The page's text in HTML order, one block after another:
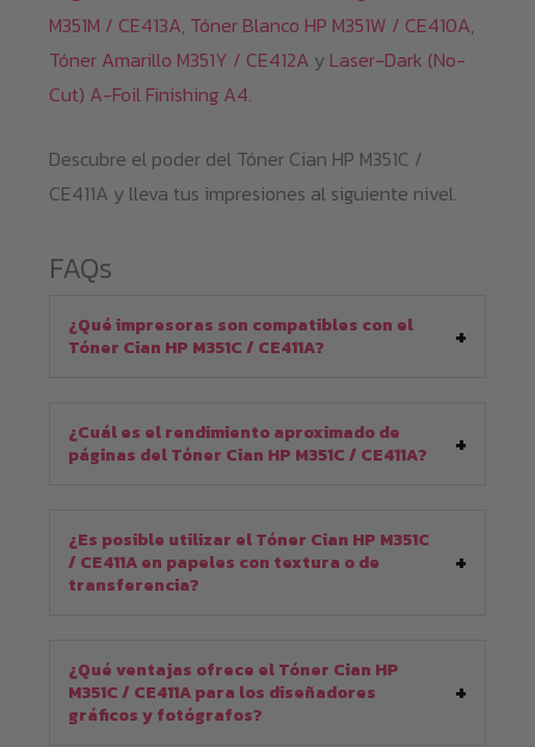
M351M / CE413A, Tóner Blanco HP M351W / CE410A,
Tóner Amarillo M351Y / CE412A y Laser-Dark (No-
Cut) A-Foil Finishing A4.
Descubre el poder del Tóner Cian HP M351C /
CE411A y lleva tus impresiones al siguiente nivel.
FAQs
¿Qué impresoras son compatibles con el
Tóner Cian HP M351C / CE411A?
¿Cuál es el rendimiento aproximado de
páginas del Tóner Cian HP M351C / CE411A?
¿Es posible utilizar el Tóner Cian HP M351C
/ CE411A en papeles con textura o de
transferencia?
¿Qué ventajas ofrece el Tóner Cian HP
M351C / CE411A para los diseñadores
gráficos y fotógrafos?